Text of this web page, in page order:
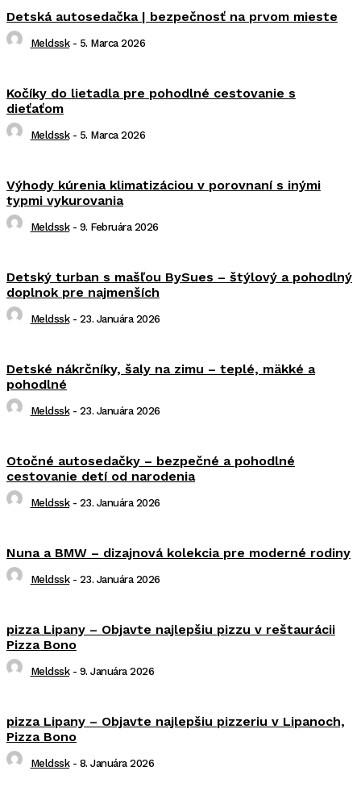
Detská autosedačka | bezpečnosť na prvom mieste
Meldssk - 5. Marca 2026
Kočíky do lietadla pre pohodlné cestovanie s
dieťaťom
Meldssk - 5. Marca 2026
Výhody kúrenia klimatizáciou v porovnaní s inými
typmi vykurovania
Meldssk - 9. Februára 2026
Detský turban s mašľou BySues – štýlový a pohodlný
doplnok pre najmenších
Meldssk - 23. Januára 2026
Detské nákrčníky, šaly na zimu – teplé, mäkké a
pohodlné
Meldssk - 23. Januára 2026
Otočné autosedačky – bezpečné a pohodlné
cestovanie detí od narodenia
Meldssk - 23. Januára 2026
Nuna a BMW – dizajnová kolekcia pre moderné rodiny
Meldssk - 23. Januára 2026
pizza Lipany – Objavte najlepšiu pizzu v reštaurácii
Pizza Bono
Meldssk - 9. Januára 2026
pizza Lipany – Objavte najlepšiu pizzeriu v Lipanoch,
Pizza Bono
Meldssk - 8. Januára 2026